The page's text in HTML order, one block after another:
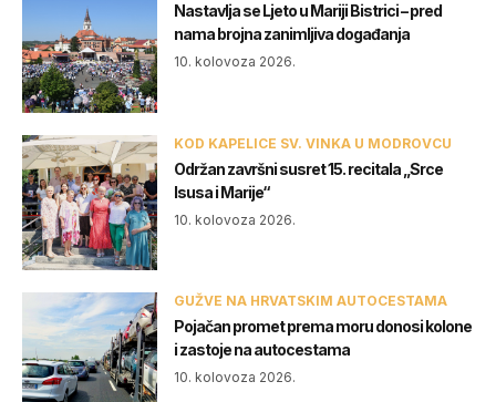
Nastavlja se Ljeto u Mariji Bistrici – pred
nama brojna zanimljiva događanja
10. kolovoza 2026.
KOD KAPELICE SV. VINKA U MODROVCU
Održan završni susret 15. recitala „Srce
Isusa i Marije“
10. kolovoza 2026.
GUŽVE NA HRVATSKIM AUTOCESTAMA
Pojačan promet prema moru donosi kolone
i zastoje na autocestama
10. kolovoza 2026.